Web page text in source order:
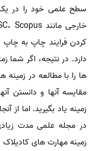
سطح علمی خود را در
کردن فرایند چاپ به
دارد. در نتیجه، اگر شما
ها را با مطالعه در
مقایسه آنها و دانستن
زمینه یاد بگیرید. اما از
در مجله علمی مدت
زمینه مهارت های